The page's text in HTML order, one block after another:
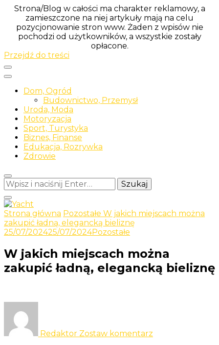
Strona/Blog w całości ma charakter reklamowy, a
zamieszczone na niej artykuły mają na celu
pozycjonowanie stron www. Żaden z wpisów nie
pochodzi od użytkowników, a wszystkie zostały
opłacone.
Przejdź do treści
Dom, Ogród
Budownictwo, Przemysł
Uroda, Moda
Motoryzacja
Sport, Turystyka
Biznes, Finanse
Edukacja, Rozrywka
Zdrowie
Szukasz
czegoś?
Yacht
Odkrywaj nowe i ciekawe informacje
Strona główna Pozostałe W jakich miejscach można
zakupić ładną, elegancką bieliznę
25/07/202425/07/2024Pozostałe
W jakich miejscach można
zakupić ładną, elegancką bieliznę
Redaktor Zostaw komentarz